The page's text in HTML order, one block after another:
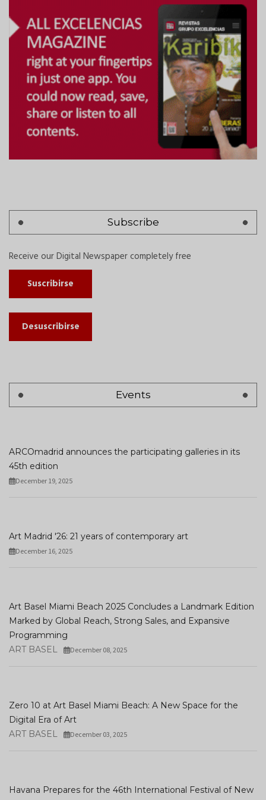
Subscribe
Receive our Digital Newspaper completely free
Suscribirse
Desuscribirse
Events
ARCOmadrid announces the participating galleries in its
45th edition
December 19, 2025
Art Madrid '26: 21 years of contemporary art
December 16, 2025
Art Basel Miami Beach 2025 Concludes a Landmark Edition
Marked by Global Reach, Strong Sales, and Expansive
Programming
ART BASEL
December 08, 2025
Zero 10 at Art Basel Miami Beach: A New Space for the
Digital Era of Art
ART BASEL
December 03, 2025
Havana Prepares for the 46th International Festival of New